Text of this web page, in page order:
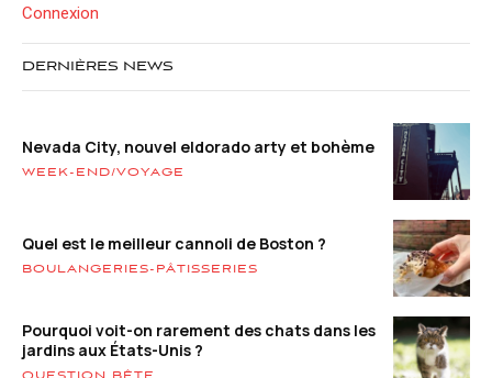
Connexion
DERNIÈRES NEWS
Nevada City, nouvel eldorado arty et bohème
WEEK-END/VOYAGE
Quel est le meilleur cannoli de Boston ?
BOULANGERIES-PÂTISSERIES
Pourquoi voit-on rarement des chats dans les
jardins aux États-Unis ?